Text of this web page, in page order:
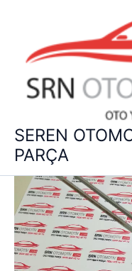
SEREN
PARÇA